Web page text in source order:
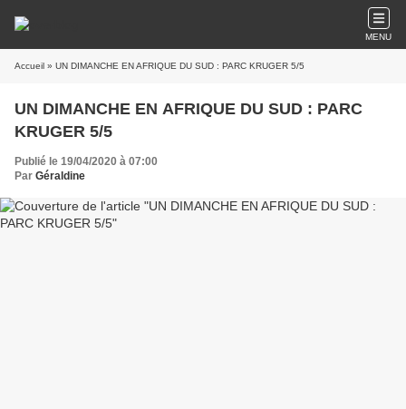
MENU
Accueil » UN DIMANCHE EN AFRIQUE DU SUD : PARC KRUGER 5/5
UN DIMANCHE EN AFRIQUE DU SUD : PARC
KRUGER 5/5
Publié le 19/04/2020 à 07:00
Par Géraldine